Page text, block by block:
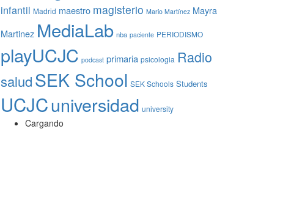
infantil Madrid maestro magisterio Mario Martínez Mayra
Martinez MediaLab nba paciente PERIODISMO
playUCJC podcast primaria psicologia Radio
saludSEK School SEK Schools Students
UCJCuniversidad university
Cargando